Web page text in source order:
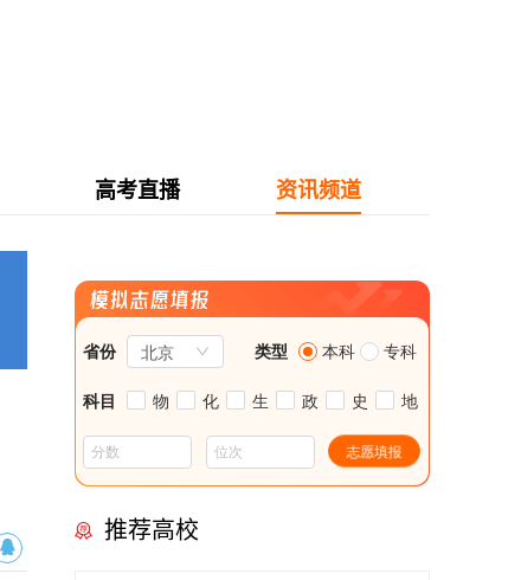
高考直播 资讯频道
推荐高校